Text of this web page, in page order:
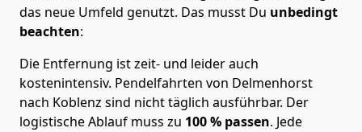
das neue Umfeld genutzt. Das musst Du unbedingt
beachten:
Die Entfernung ist zeit- und leider auch
kostenintensiv. Pendelfahrten von Delmenhorst
nach Koblenz sind nicht täglich ausführbar. Der
logistische Ablauf muss zu 100 % passen. Jede